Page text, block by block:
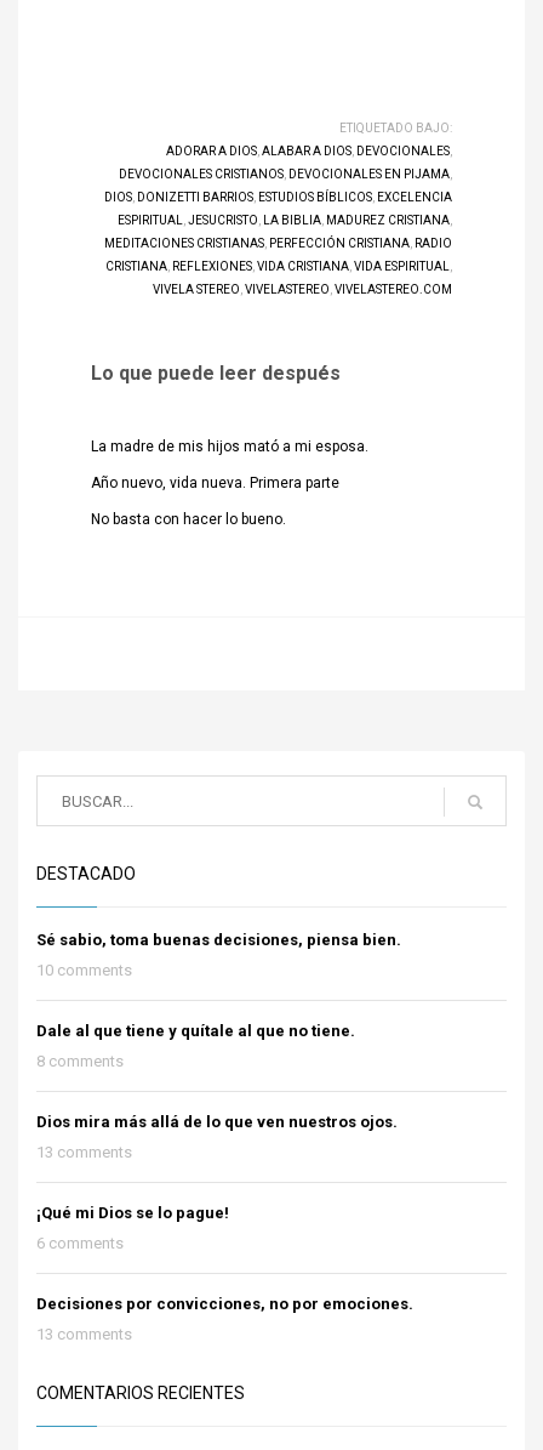
ETIQUETADO BAJO:
ADORAR A DIOS ALABAR A DIOS DEVOCIONALES
DEVOCIONALES CRISTIANOS DEVOCIONALES EN PIJAMA
DIOS DONIZETTI BARRIOS ESTUDIOS BÍBLICOS EXCELENCIA
ESPIRITUAL
JESUCRISTO LA BIBLIA MADUREZ CRISTIANA
MEDITACIONES CRISTIANAS PERFECCIÓN CRISTIANA RADIO
CRISTIANA REFLEXIONES VIDA CRISTIANA VIDA ESPIRITUAL
VIVELA STEREO VIVELASTEREO VIVELASTEREO.COM
Lo que puede leer después
La madre de mis hijos mató a mi esposa.
Año nuevo, vida nueva. Primera parte
No basta con hacer lo bueno.
DESTACADO
Sé sabio, toma buenas decisiones, piensa bien.
10 comments
Dale al que tiene y quítale al que no tiene.
8 comments
Dios mira más allá de lo que ven nuestros ojos.
13 comments
¡Qué mi Dios se lo pague!
6 comments
Decisiones por convicciones, no por emociones.
13 comments
COMENTARIOS RECIENTES